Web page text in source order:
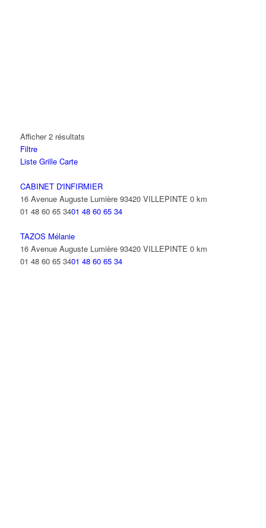
Afficher 2 résultats
Filtre
Liste Grille Carte
CABINET D'INFIRMIER
16 Avenue Auguste Lumière 93420 VILLEPINTE 0 km
01 48 60 65 3401 48 60 65 34
TAZOS Mélanie
16 Avenue Auguste Lumière 93420 VILLEPINTE 0 km
01 48 60 65 3401 48 60 65 34